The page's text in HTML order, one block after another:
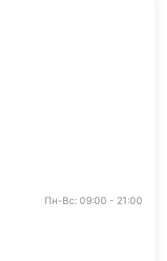
Пн-Вс: 09:00 - 21:00